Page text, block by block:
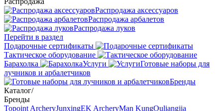
Распродажа аксессуаров
Распродажа арбалетов
Распродажа луков
Перейти в раздел
Подарочные сертификаты
Тактическое оборудование
Барахолка
Услуги
Готовые наборы для
лучников и арбалетчиков
Бренды
Каталог/
Бренды
Topoint ArcheryJunxingEK ArcheryMan KungOuliangjia